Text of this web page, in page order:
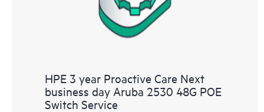
HPE 3 year Proactive Care Next
business day Aruba 2530 48G POE
Switch Service